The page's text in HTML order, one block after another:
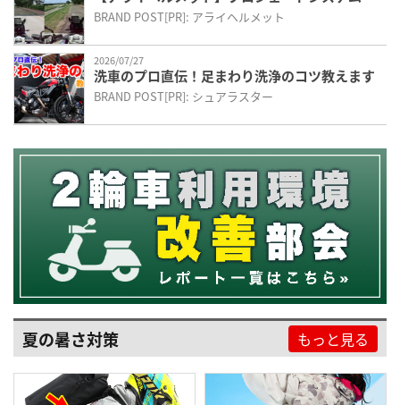
BRAND POST[PR]: アライヘルメット
2026/07/27
洗車のプロ直伝！足まわり洗浄のコツ教えます
BRAND POST[PR]: シュアラスター
夏の暑さ対策 もっと見る